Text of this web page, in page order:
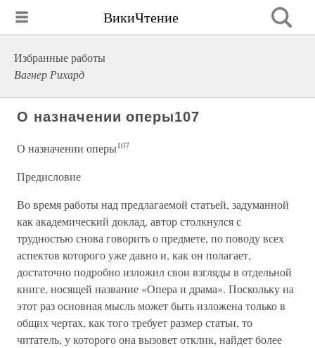
ВикиЧтение
Избранные работы
Вагнер Рихард
О назначении оперы107
О назначении оперы107
Предисловие
Во время работы над предлагаемой статьей, задуманной
как академический доклад, автор столкнулся с
трудностью снова говорить о предмете, по поводу всех
аспектов которого уже давно и, как он полагает,
достаточно подробно изложил свои взгляды в отдельной
книге, носящей название «Опера и драма». Поскольку на
этот раз основная мысль может быть изложена только в
общих чертах, как того требует размер статьи, то
читатель, у которого она вызовет отклик, найдет более